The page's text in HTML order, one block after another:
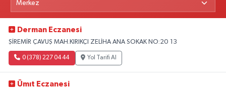
Derman Eczanesi
ŞİREMİR ÇAVUŞ MAH.KIRIKÇI ZELİHA ANA SOKAK NO:20 13
0 (378) 227 04 44 Yol Tarifi Al
Ümıt Eczanesi